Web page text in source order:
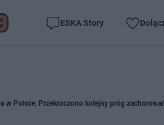
ESKA Story
w Polsce. Przekroczono kolejny próg